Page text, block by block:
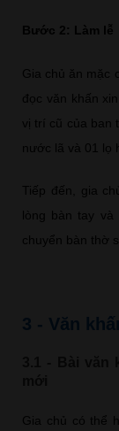
Bước 2: Làm lễ
Gia chủ ăn mặc
đọc văn khấn
vị trí cũ của ban
nước lã và 01 lọ
Tiếp đến, gia
lòng bàn tay và
chuyển bàn thờ
3 - Văn
Gia chủ có thể